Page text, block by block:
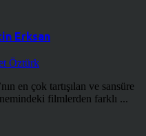
Erksan
Öztürk
en çok tartışılan ve sansüre
filmlerden farklı ...